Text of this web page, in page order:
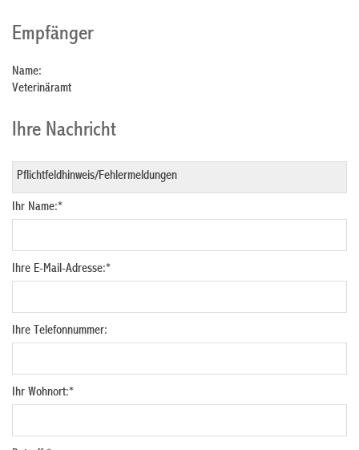
Empfänger
Name:
Veterinäramt
Ihre Nachricht
Ihr Name:*
Ihre E-Mail-Adresse:*
Ihre Telefonnummer:
Ihr Wohnort:*